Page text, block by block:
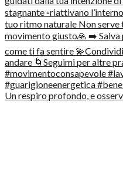
Un respiro profondo, e